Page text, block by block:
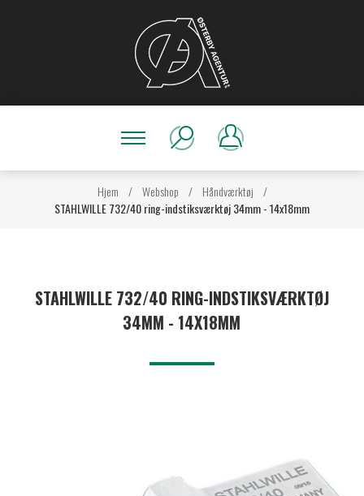
Hjem / Webshop / Håndværktøj
/
STAHLWILLE 732/40 ring-indstiksværktøj 34mm - 14x18mm
STAHLWILLE 732/40 RING-INDSTIKSVÆRKTØJ
34MM - 14X18MM